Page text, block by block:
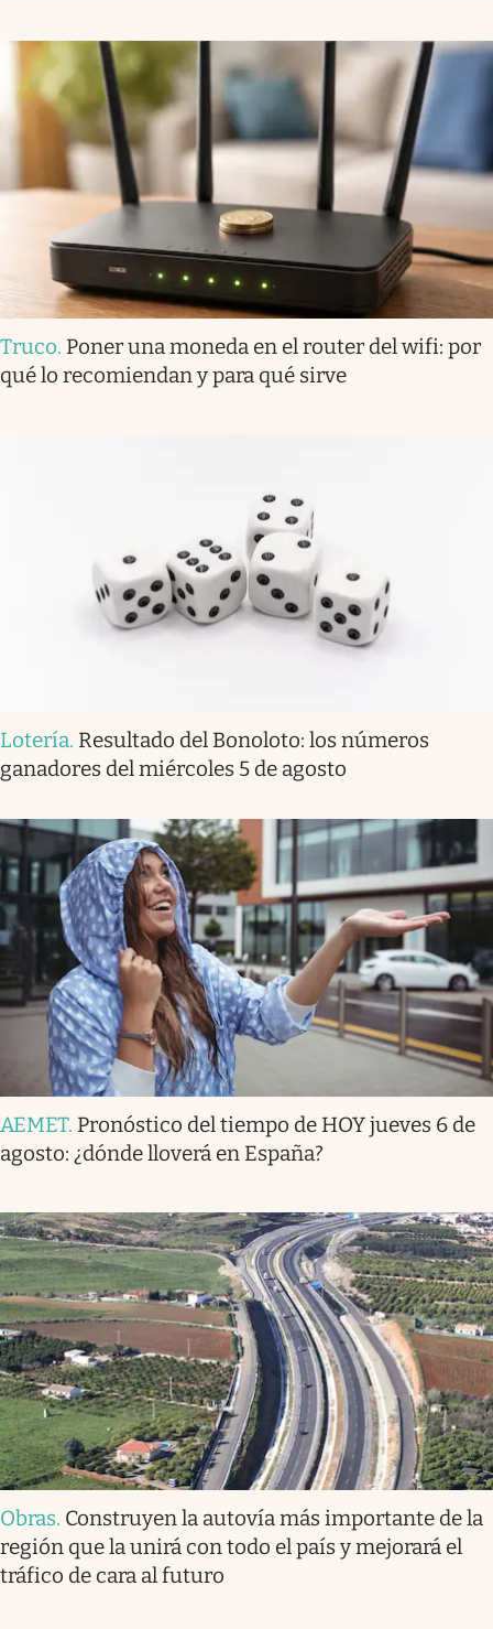
Truco. Poner una moneda en el router del wifi: por
qué lo recomiendan y para qué sirve
Lotería. Resultado del Bonoloto: los números
ganadores del miércoles 5 de agosto
AEMET. Pronóstico del tiempo de HOY jueves 6 de
agosto: ¿dónde lloverá en España?
Obras. Construyen la autovía más importante de la
región que la unirá con todo el país y mejorará el
tráfico de cara al futuro